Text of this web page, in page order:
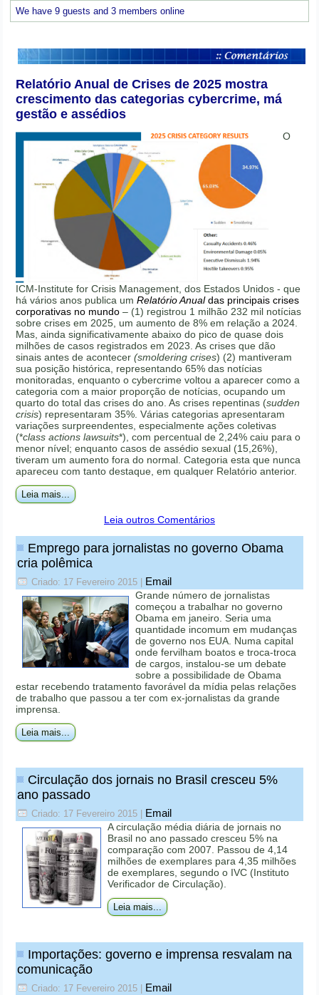
We have 9 guests and 3 members online
Relatório Anual de Crises de 2025 mostra
crescimento das categorias cybercrime, má
gestão e assédios
O
ICM-Institute for Crisis Management, dos Estados Unidos - que
há vários anos publica umRelatório Anualdas principais crises
corporativas no mundo – (1) registrou 1 milhão 232 mil notícias
sobre crises em 2025, um aumento de 8% em relação a 2024.
Mas, ainda significativamente abaixo do pico de quase dois
milhões de casos registrados em 2023. As crises que dão
sinais antes de acontecer(smoldering crises) (2) mantiveram
sua posição histórica, representando 65% das notícias
monitoradas, enquanto o cybercrime voltou a aparecer como a
categoria com a maior proporção de notícias, ocupando um
quarto do total das crises do ano. As crises repentinas (sudden
crisis) representaram 35%. Várias categorias apresentaram
variações surpreendentes, especialmente ações coletivas
(*class actions lawsuits*), com percentual de 2,24% caiu para o
menor nível; enquanto casos de assédio sexual (15,26%),
tiveram um aumento fora do normal. Categoria esta que nunca
apareceu com tanto destaque, em qualquer Relatório anterior.
Leia mais...
Leia outros Comentários
Emprego para jornalistas no governo Obama
cria polêmica
Criado: 17 Fevereiro 2015 Email
Grande número de jornalistas
começou a trabalhar no governo
Obama em janeiro. Seria uma
quantidade incomum em mudanças
de governo nos EUA. Numa capital
onde fervilham boatos e troca-troca
de cargos, instalou-se um debate
sobre a possibilidade de Obama
estar recebendo tratamento favorável da mídia pelas relações
de trabalho que passou a ter com ex-jornalistas da grande
imprensa.
Leia mais...
Circulação dos jornais no Brasil cresceu 5%
ano passado
Criado: 17 Fevereiro 2015 Email
A circulação média diária de jornais no
Brasil no ano passado cresceu 5% na
comparação com 2007. Passou de 4,14
milhões de exemplares para 4,35 milhões
de exemplares, segundo o IVC (Instituto
Verificador de Circulação).
Leia mais...
Importações: governo e imprensa resvalam na
comunicação
Criado: 17 Fevereiro 2015 Email